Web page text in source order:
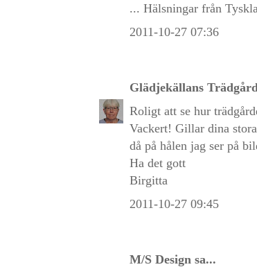
... Hälsningar från
2011-10-27 07:36
Glädjekällans
Roligt att se hur
Vackert! Gillar dina
då på hålen jag ser på
Ha det gott
Birgitta
2011-10-27 09:45
M/S Design sa...